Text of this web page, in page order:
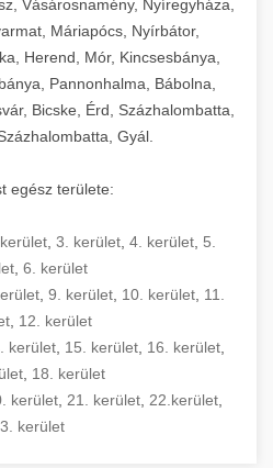
Vásárosnamény, Nyíregyháza,
Máriapócs, Nyírbátor,
Herend, Mór, Kincsesbánya,
Pannonhalma, Bábolna,
Bicske, Érd, Százhalombatta,
Gyál.
egész területe:
3. kerület 4. kerület 5.
6. kerület
, 9. kerület, 10. kerület, 11.
12. kerület
kerület 15. kerület 16. kerület
18. kerület
kerület 21. kerület 22.kerület
kerület